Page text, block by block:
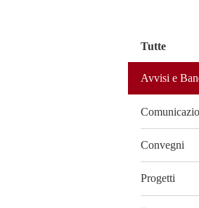
Tutte
Avvisi e
Convegni
Progetti